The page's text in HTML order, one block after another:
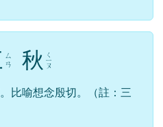
ㄙ
ㄢ
秋 ㄑ
ㄧ
ㄡ
比喻想念殷切。（註：三